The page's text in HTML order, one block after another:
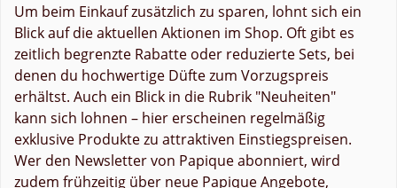
Um beim Einkauf zusätzlich zu sparen, lohnt sich ein
Blick auf die aktuellen Aktionen im Shop. Oft gibt es
zeitlich begrenzte Rabatte oder reduzierte Sets, bei
denen du hochwertige Düfte zum Vorzugspreis
erhältst. Auch ein Blick in die Rubrik "Neuheiten"
kann sich lohnen – hier erscheinen regelmäßig
exklusive Produkte zu attraktiven Einstiegspreisen.
Wer den Newsletter von Papique abonniert, wird
zudem frühzeitig über neue Papique Angebote,